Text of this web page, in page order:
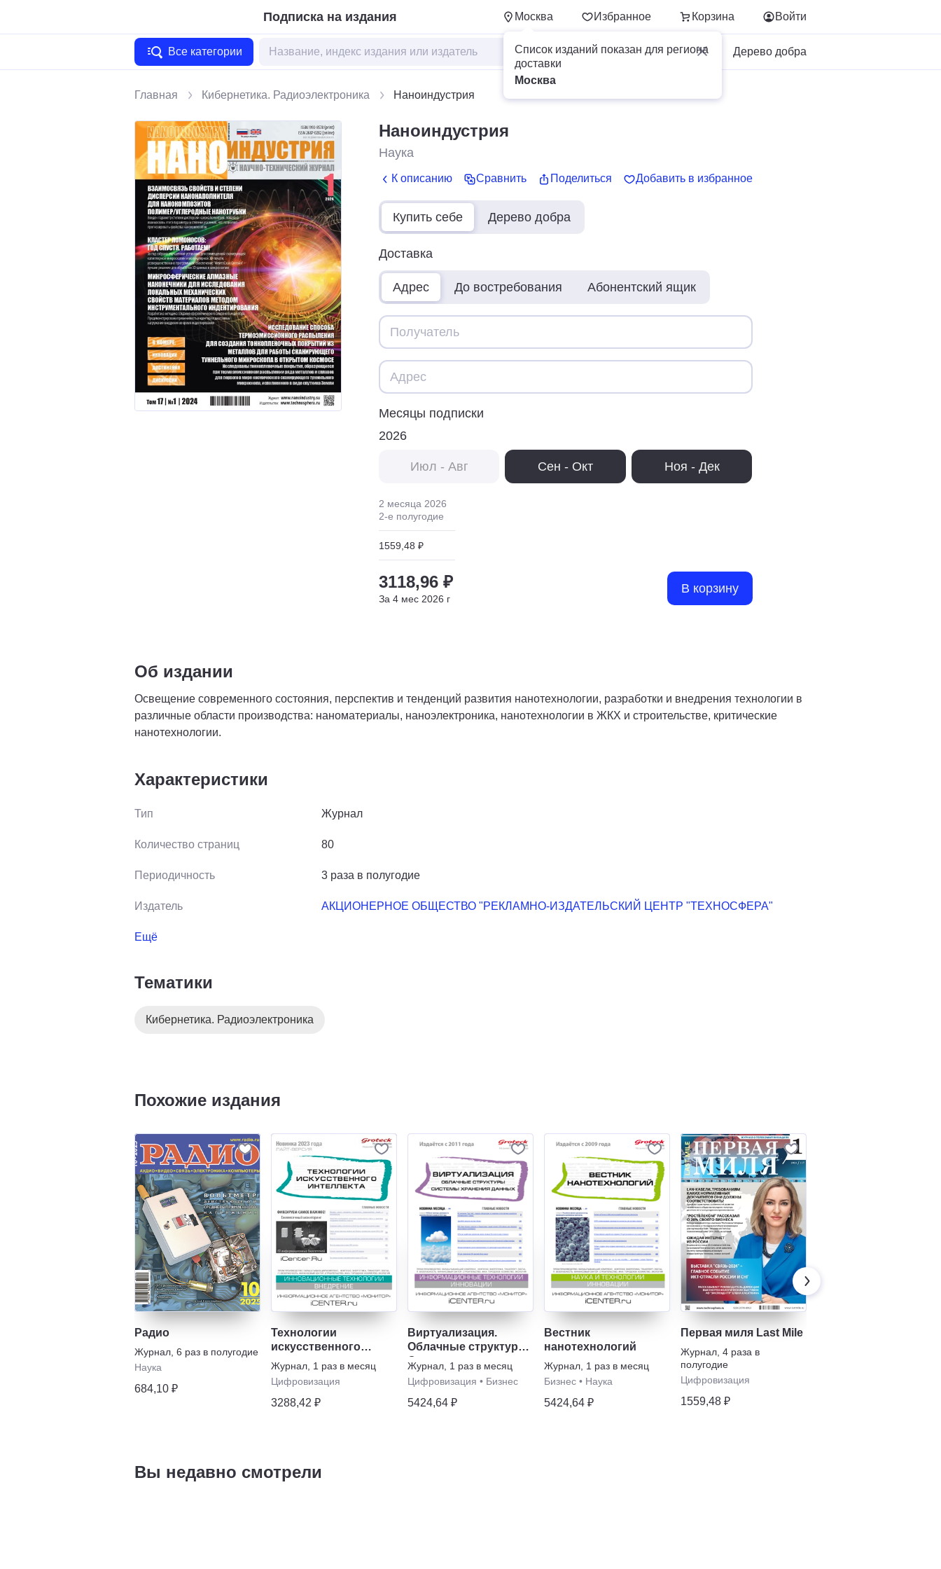
Подписка на издания Москва Избранное Корзина
Список изданий показан для региона
доставки
Москва
Войти
Все категории Для бизнеса Дерево добра
Главная Кибернетика. Радиоэлектроника Наноиндустрия
Наноиндустрия
Наука
К описанию Сравнить Поделиться Добавить в избранное
Купить себе Дерево добра
Доставка
Адрес До востребования Абонентский ящик
Месяцы подписки
2026
Июл - Авг Сен - Окт Ноя - Дек
2 месяца 2026
2-е полугодие
1559,48 ₽
3118,96 ₽
За 4 мес 2026 г
В корзину
Об издании
Освещение современного состояния, перспектив и тенденций развития нанотехнологии, разработки и внедрения технологии в
различные области производства: наноматериалы, наноэлектроника, нанотехнологии в ЖКХ и строительстве, критические
нанотехнологии.
Характеристики
Тип Журнал
Количество страниц 80
Периодичность 3 раза в полугодие
Издатель АКЦИОНЕРНОЕ ОБЩЕСТВО "РЕКЛАМНО-ИЗДАТЕЛЬСКИЙ ЦЕНТР "ТЕХНОСФЕРА"
Ещё
Тематики
Кибернетика. Радиоэлектроника
Похожие издания
Радио
Журнал 6 раз в полугодие
Наука
684,10 ₽
Технологии
искусственного
интеллекта
Журнал 1 раз в месяц
Цифровизация
3288,42 ₽
Виртуализация.
Облачные структуры.
Системы хранения
данных
Журнал 1 раз в месяц
Цифровизация • Бизнес
5424,64 ₽
Вестник
нанотехнологий
Журнал 1 раз в месяц
Бизнес • Наука
5424,64 ₽
Первая миля Last Mile
Журнал 4 раза в
полугодие
Цифровизация
1559,48 ₽
Вы недавно смотрели